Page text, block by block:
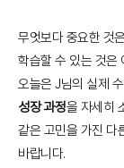
무엇보다 중요한 것
학습할 수 있는 것은
오늘은 J님의 실제
성장 과정을 자세히
같은 고민을 가진 다
바랍니다.